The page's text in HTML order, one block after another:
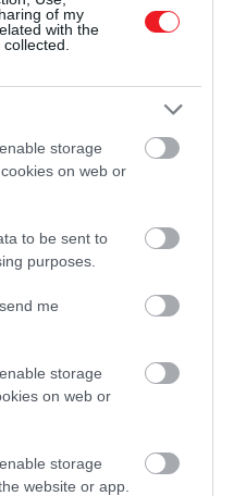
of my
with the
storage
on web or
to be sent to
purposes.
me
storage
on web or
storage
website or app.
POP ALBUM
● KULTÚRA
– ez történt VIII.
feltétellel
kóstolgass
és Gyémánt világát!